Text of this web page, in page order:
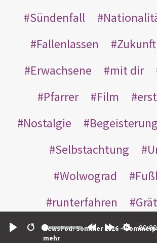
Restart
00:00
NewsPod: Sommer 2026 –
mehr
Sündenfall
Fallenlassen
Zukunft
Erwachsene
mit dir
Pfarrer
Film
Nostalgie
Begeisterung
Selbstachtung
Wolwograd
runterfahren
Gartenzaun